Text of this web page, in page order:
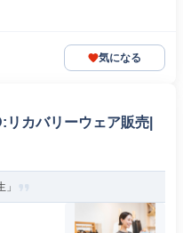
気になる
リカバリーウェア販売|